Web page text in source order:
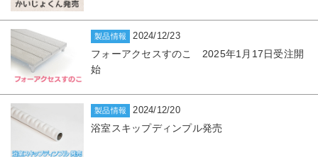
製品情報 2024/12/23
フォーアクセスすのこ 2025年1月17日受注開
始
製品情報 2024/12/20
浴室スキップディンプル発売